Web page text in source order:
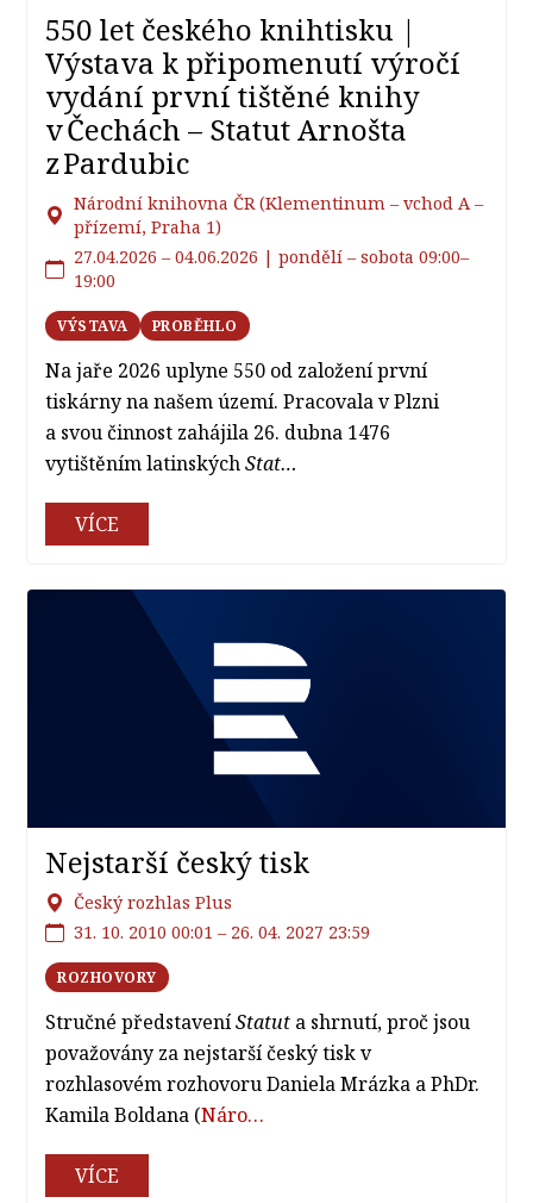
550 let českého knihtisku |
Výstava k připomenutí výročí
vydání první tištěné knihy
v Čechách – Statut Arnošta
z Pardubic
Národní knihovna ČR (Klementinum –⁠ vchod A –⁠
přízemí, Praha 1)
27.04.2026 – ⁠⁠⁠⁠⁠⁠04.06.2026 | pondělí – sobota 09:00–
19:00
VÝSTAVA PROBĚHLO
Na jaře 2026 uplyne 550 od založení první
tiskárny na našem území. Pracovala v Plzni
a svou činnost zahájila 26. dubna 1476
vytištěním latinskýchStat…
VÍCE
Nejstarší český tisk
Český rozhlas Plus
31. 10. 2010 00:01 – 26. 04. 2027 23:59
ROZHOVORY
Stručné představeníStatut a shrnutí, proč jsou
považovány za nejstarší český tisk v
rozhlasovém rozhovoru Daniela Mrázka a PhDr.
Kamila Boldana (Náro…
VÍCE